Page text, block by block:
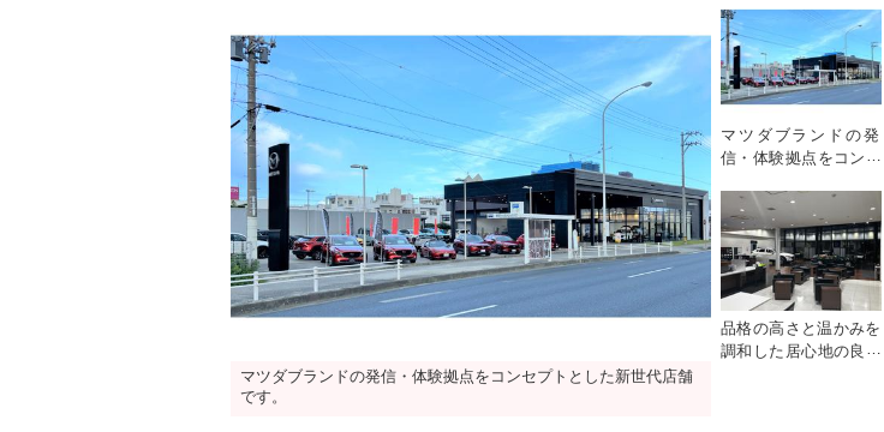
マツダブランドの発信・体験拠点をコンセプトとした新世代店舗
です。
マツダブランドの発
信・体験拠点をコンセ
です。
品格の高さと温かみを
調和した居心地の良さ